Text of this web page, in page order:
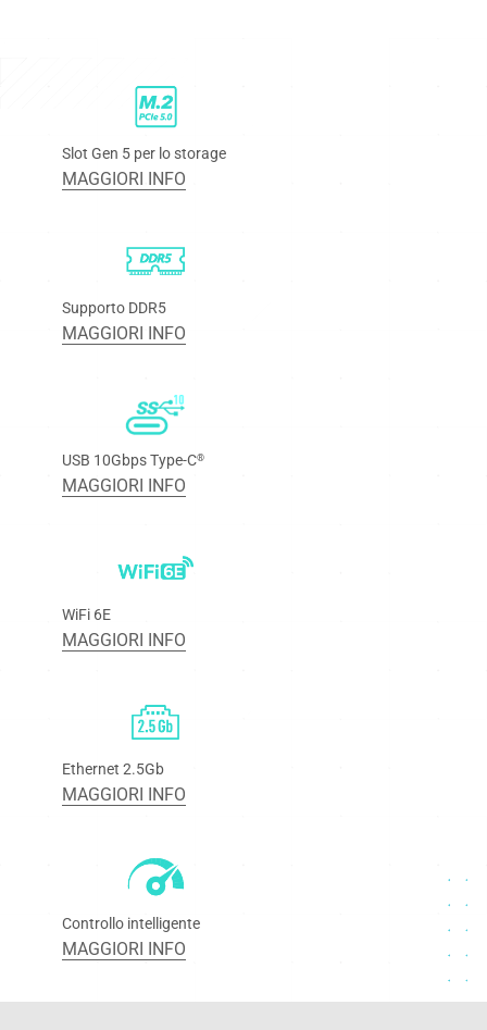
Slot Gen 5 per lo storage
MAGGIORI INFO
Supporto DDR5
MAGGIORI INFO
USB 10Gbps Type-C®
MAGGIORI INFO
WiFi 6E
MAGGIORI INFO
Ethernet 2.5Gb
MAGGIORI INFO
Controllo intelligente
MAGGIORI INFO